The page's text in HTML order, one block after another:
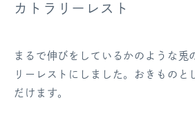
カトラリーレスト
まるで伸びをしているかのような兎
リーレストにしました。おきものと
だけます。